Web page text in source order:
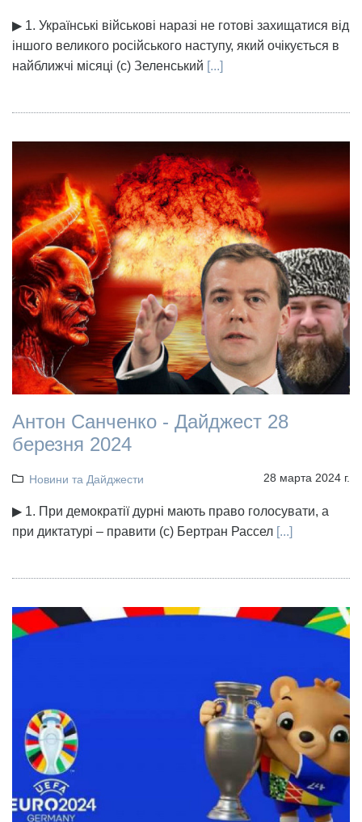
▶ 1. Українські військові наразі не готові захищатися від
іншого великого російського наступу, який очікується в
найближчі місяці (с) Зеленський [...]
Антон Санченко - Дайджест 28
березня 2024
Новини та Дайджести 28 марта 2024 г.
▶ 1. При демократії дурні мають право голосувати, а
при диктатурі – правити (с) Бертран Рассел [...]